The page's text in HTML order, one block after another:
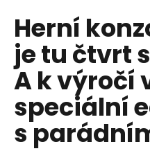
Herní
je tu čtvrt
A k výročí
speciální
s